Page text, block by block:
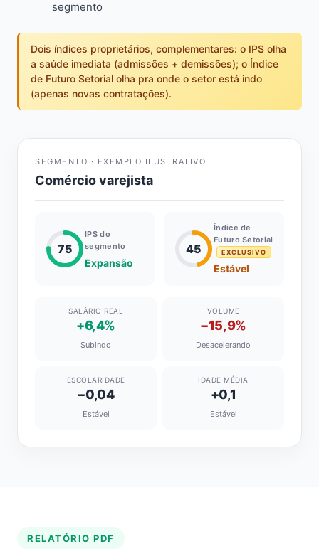
segmento
Dois índices proprietários, complementares: o IPS olha
a saúde imediata (admissões + demissões); o Índice
de Futuro Setorial olha pra onde o setor está indo
(apenas novas contratações).
SEGMENTO · EXEMPLO ILUSTRATIVO
Comércio varejista
75
IPS do
segmento
Expansão
45
Índice de
Futuro Setorial
EXCLUSIVO
Estável
SALÁRIO REAL
+6,4%
Subindo
VOLUME
−15,9%
Desacelerando
ESCOLARIDADE
−0,04
Estável
IDADE MÉDIA
+0,1
Estável
RELATÓRIO PDF